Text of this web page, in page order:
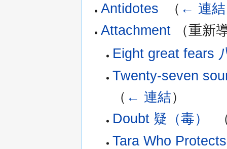
Antidotes
（ ← 連結
Attachment （重新
Eight great fears
Twenty-seven
（ ← 連結）
Doubt 疑（毒）
Tara Who